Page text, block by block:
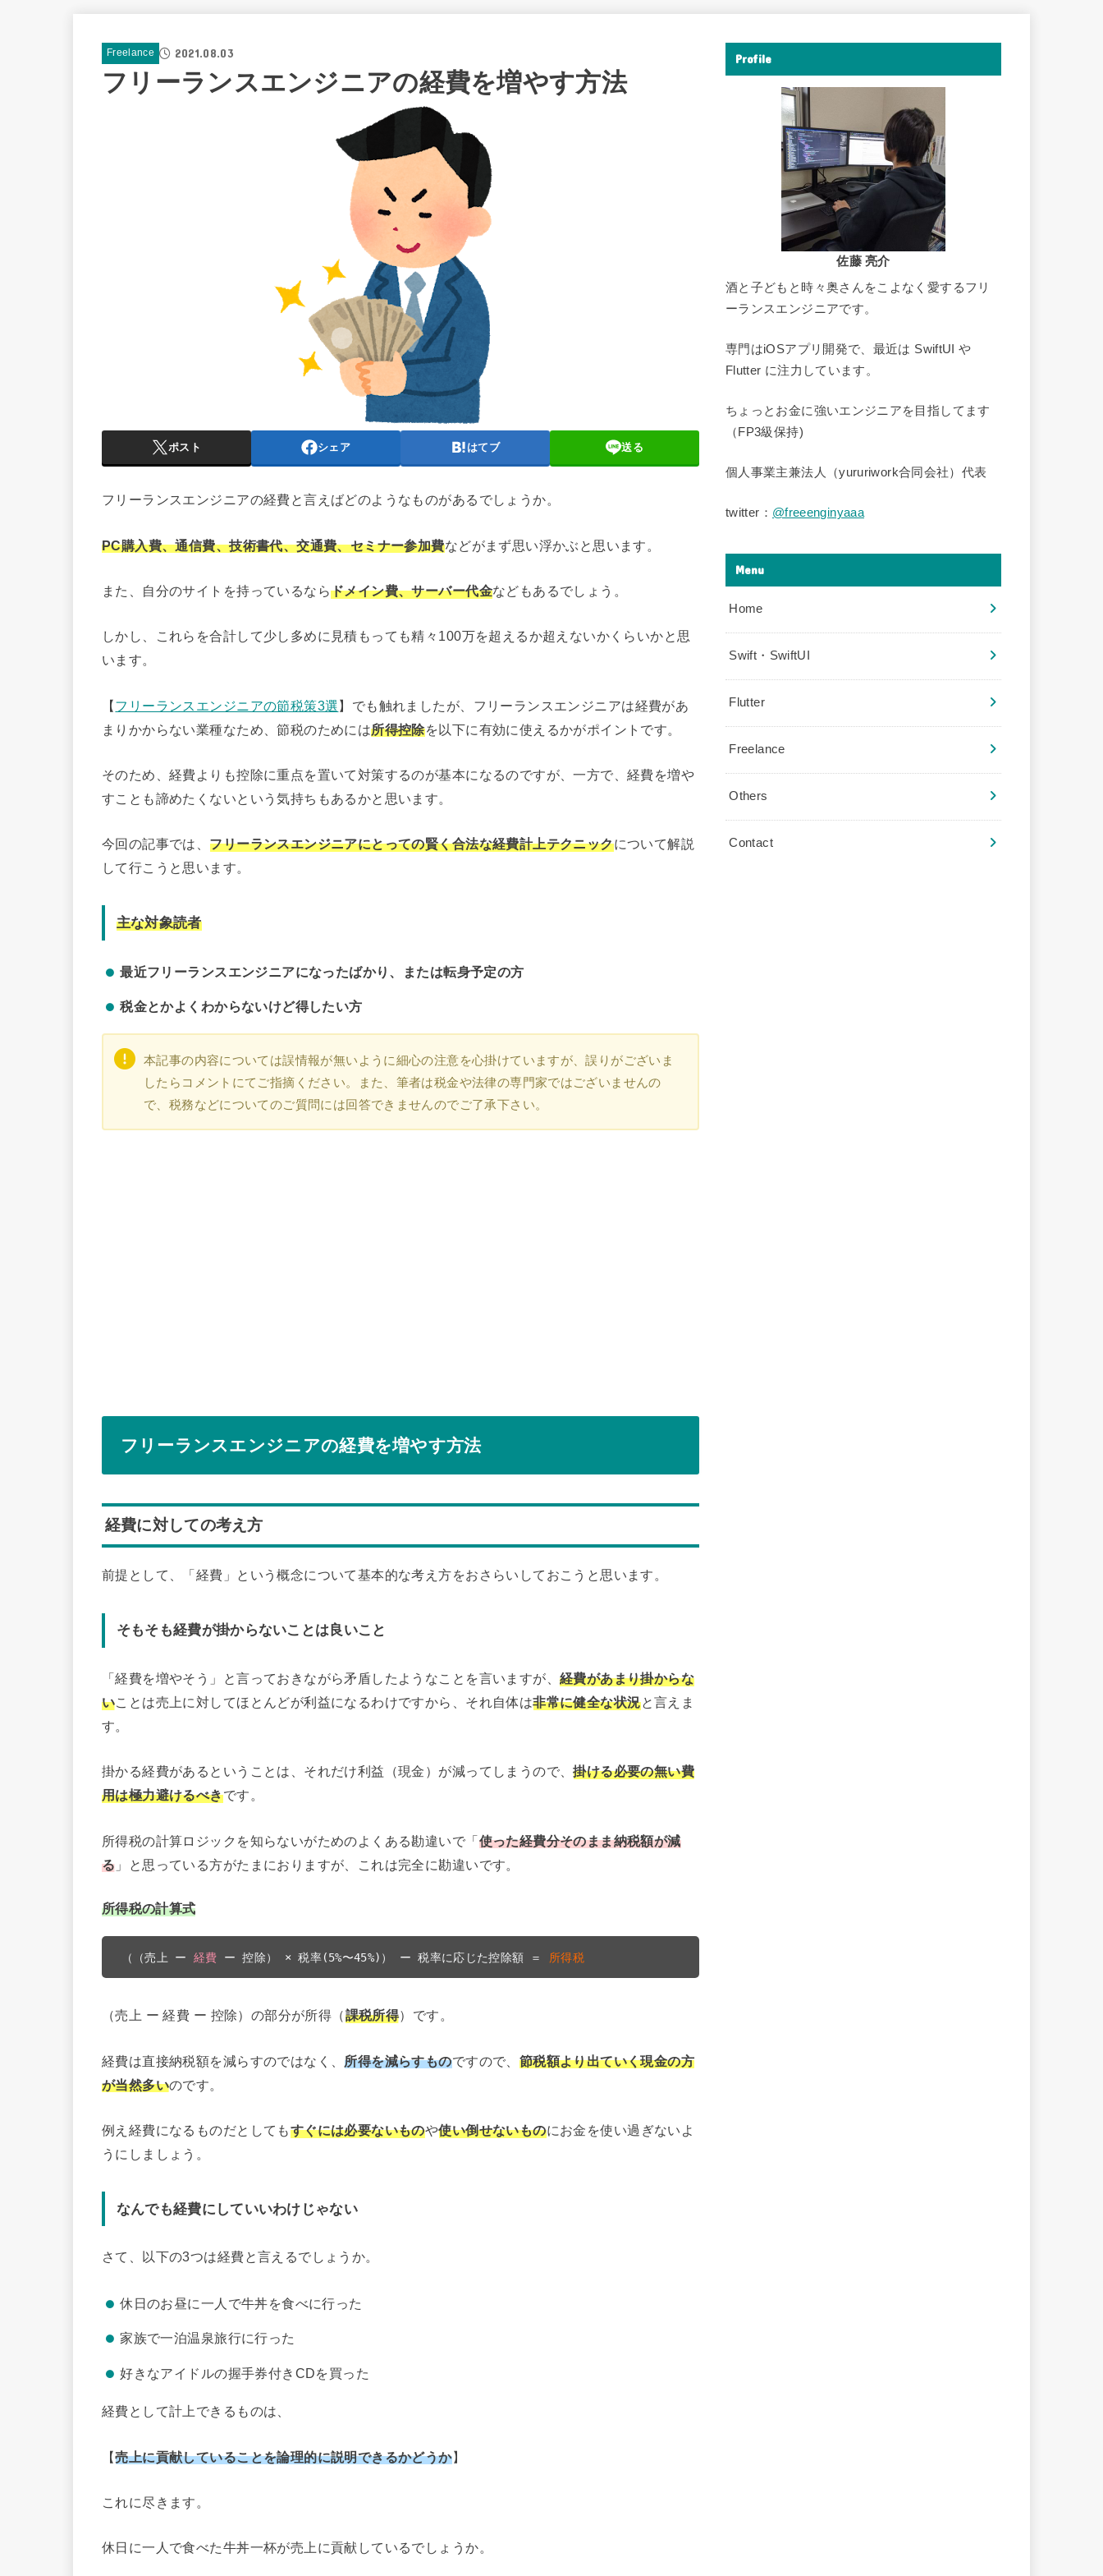
Freelance 2021.08.03
フリーランスエンジニアの経費を増やす方法
ポスト シェア はてブ 送る
フリーランスエンジニアの経費と言えばどのようなものがあるでしょうか。
PC購入費、通信費、技術書代、交通費、セミナー参加費などがまず思い浮かぶと思います。
また、自分のサイトを持っているならドメイン費、サーバー代金などもあるでしょう。
しかし、これらを合計して少し多めに見積もっても精々100万を超えるか超えないかくらいかと思
います。
【フリーランスエンジニアの節税策3選】でも触れましたが、フリーランスエンジニアは経費があ
まりかからない業種なため、節税のためには所得控除を以下に有効に使えるかがポイントです。
そのため、経費よりも控除に重点を置いて対策するのが基本になるのですが、一方で、経費を増や
すことも諦めたくないという気持ちもあるかと思います。
今回の記事では、 フリーランスエンジニアにとっての賢く合法な経費計上テクニックについて解説
して行こうと思います。
主な対象読者
最近フリーランスエンジニアになったばかり、または転身予定の方
税金とかよくわからないけど得したい方
本記事の内容については誤情報が無いように細心の注意を心掛けていますが、誤りがございま
したらコメントにてご指摘ください。また、 筆者は税金や法律の専門家ではございませんの
で、税務などについてのご質問には回答できませんのでご了承下さい。
フリーランスエンジニアの経費を増やす方法
経費に対しての考え方
前提として、「経費」という概念について基本的な考え方をおさらいしておこうと思います。
そもそも経費が掛からないことは良いこと
「経費を増やそう」と言っておきながら矛盾したようなことを言いますが、経費があまり掛からな
いことは売上に対してほとんどが利益になるわけですから、それ自体は非常に健全な状況と言えま
す。
掛かる経費があるということは、それだけ利益（現金）が減ってしまうので、掛ける必要の無い費
用は極力避けるべきです。
所得税の計算ロジックを知らないがためのよくある勘違いで「使った経費分そのまま納税額が減
る 」と思っている方がたまにおりますが、これは完全に勘違いです。
所得税の計算式
（（売上 ー 経費 ー 控除） × 税率(5%〜45%)） ー 税率に応じた控除額 ＝ 所得税
（売上 ー 経費 ー 控除）の部分が所得（課税所得）です。
経費は直接納税額を減らすのではなく、 所得を減らすものですので、 節税額より出ていく現金の方
が当然多いのです。
例え経費になるものだとしてもすぐには必要ないものや使い倒せないものにお金を使い過ぎないよ
うにしましょう。
なんでも経費にしていいわけじゃない
さて、以下の3つは経費と言えるでしょうか。
休日のお昼に一人で牛丼を食べに行った
家族で一泊温泉旅行に行った
好きなアイドルの握手券付きCDを買った
経費として計上できるものは、
【売上に貢献していることを論理的に説明できるかどうか】
これに尽きます。
休日に一人で食べた牛丼一杯が売上に貢献しているでしょうか。
Profile
佐藤 亮介
酒と子どもと時々奥さんをこよなく愛するフリ
ーランスエンジニアです。
専門はiOSアプリ開発で、最近は SwiftUI や
Flutter に注力しています。
ちょっとお金に強いエンジニアを目指してます
（FP3級保持)
個人事業主兼法人（yururiwork合同会社）代表
twitter： @freeenginyaaa
Menu
Home
Swift・SwiftUI
Flutter
Freelance
Others
Contact